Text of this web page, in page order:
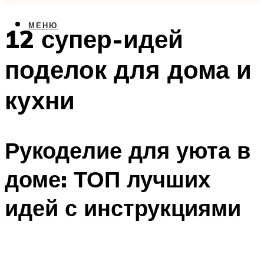
МЕНЮ
12 супер-идей
поделок для дома и
кухни
Рукоделие для уюта в
доме: ТОП лучших
идей с инструкциями